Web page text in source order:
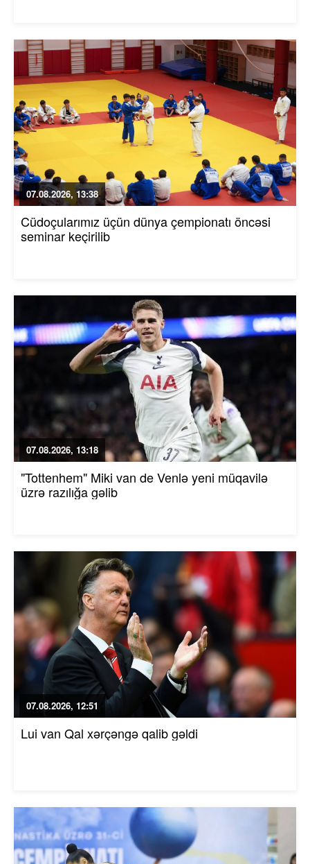
07.08.2026, 13:38
Cüdoçularımız üçün dünya çempionatı öncəsi
seminar keçirilib
07.08.2026, 13:18
"Tottenhem" Miki van de Venlə yeni müqavilə
üzrə razılığa gəlib
07.08.2026, 12:51
Lui van Qal xərçəngə qalib gəldi